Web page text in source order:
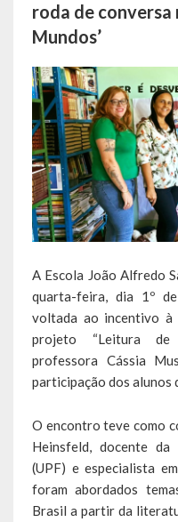
Secretarias
Estrutura organizacional
Administração
Assistência Social
Educação, Cultura,
Sala Multidisciplinar Saber
Escola Municipal De
Escola Municipal De
Escola Municipal De
Fazenda
Obras e Viação
roda de conversa
Mundos’
A Escola João Alfredo
quarta-feira, dia 1º
voltada ao incentivo
projeto “Leitura de
professora Cássia
participação dos alunos
O encontro teve como
Heinsfeld, docente da
(UPF) e especialista
foram abordados
Brasil a partir da